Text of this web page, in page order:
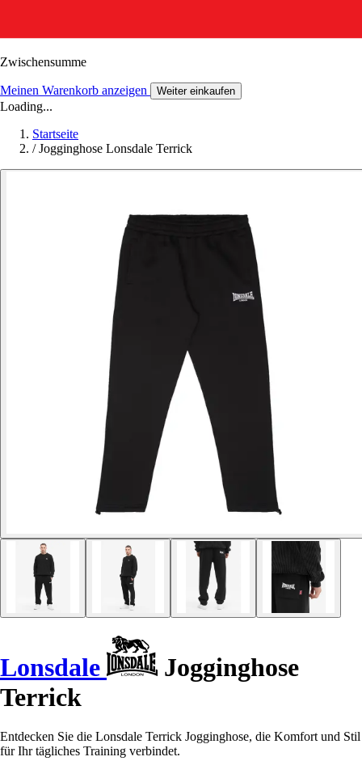
Zwischensumme
Meinen Warenkorb anzeigen Weiter einkaufen
Loading...
Startseite
/ Jogginghose Lonsdale Terrick
Lonsdale
Jogginghose
Terrick
Entdecken Sie die Lonsdale Terrick Jogginghose, die Komfort und Stil
für Ihr tägliches Training verbindet.